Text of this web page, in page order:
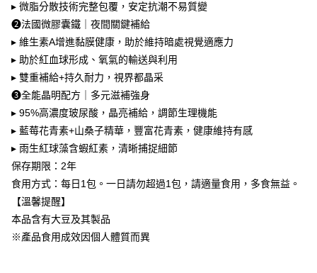
權轉讓予恩沛科技股份有限公司。
２．關於個人資料處理事宜，請瀏覽以下網址：
３．未成年的使用者請事先徵得法定代理人或監護人之同意方可使用
「AFTEE先享後付」，若未經同意申辦者引起之損失，本公司不負相關責
任。
４．使用「AFTEE先享後付」時，將依據個別帳號之用戶狀況，依本公司即
時審查核予不同之上限額度；若仍有額度不足之情形，本公司將視審查結果
請求用戶進行身份認證。
恩沛科技股份有限公司將有權停止該用戶之使用額度並採取法律行動。
每筆NT$80，滿NT$1,680(含以上)免運費
付款後7-11取貨
每筆NT$80，滿NT$1,680(含以上)免運費
台灣本島宅配
每筆NT$80，滿NT$1,680(含以上)免運費
離島宅配
每筆NT$100，滿NT$2,000(含以上)免運費
貨到付款
每筆NT$100，滿NT$2,000(含以上)免運費
海外配送(澳門地區請勿填寫順豐智能櫃、自取點等地址)
國家/地區配送(新馬專屬)
▸ 微脂分散技術完整包覆，安定抗潮不易質變
❷法國微膠囊鐵｜夜間關鍵補給
▸ 維生素A增進黏膜健康，助於維持暗處視覺適應力
▸ 助於紅血球形成、氧氣的輸送與利用
▸ 雙重補給+持久耐力，視界都晶采
❸全能晶明配方｜多元滋補強身
▸ 95%高濃度玻尿酸，晶亮補給，調節生理機能
▸ 藍莓花青素+山桑子精華，豐富花青素，健康維持有感
▸ 雨生紅球藻含蝦紅素，清晰捕捉細節
保存期限：2年
食用方式：每日1包。一日請勿超過1包，請適量食用，多食無益。
【溫馨提醒】
本品含有大豆及其製品
※產品食用成效因個人體質而異